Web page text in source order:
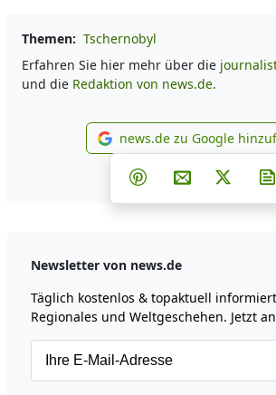
Themen: Tschernobyl
Erfahren Sie hier mehr über die
und die Redaktion von news.de.
news.de
news.de zu Google
Teilen aufTeilen auf
Teilen auf Pinterest
Per E-Mail
Post
Newsletter von news.de
Täglich kostenlos & topaktuell
Regionales und Weltgeschehen. Jetzt